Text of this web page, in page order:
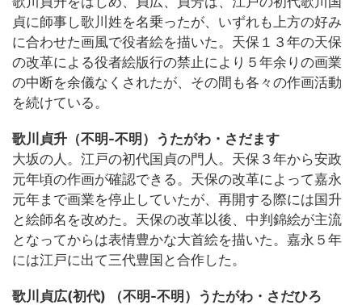
貞に師事し歌川姓を名乗ったが、いずれも上方の好み
に合わせた画風で役者絵を描いた。天保１３年の天保
の改革による役者絵版行の禁止により５年余りの画業
の中断を余儀なくされたが、その間も各々の作画活動
を続けている。
歌川貞升（不明-不明）うたがわ・さだます
大坂の人。江戸の初代国貞の門人。天保３年から安政
元年頃の作画が確認できる。天保の改革によって嘉永
元年まで画業を停止していたが、再開する際には国升
と絵師名を改めた。天保の改革以後、中判錦絵が主流
となってからは表情豊かな大首絵を描いた。嘉永５年
には江戸に出て三代豊国と合作した。
歌川貞広(初代) （不明-不明）うたがわ・さだひろ